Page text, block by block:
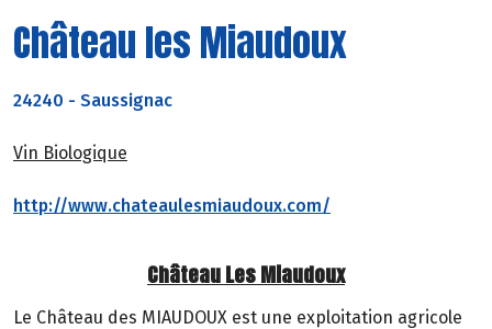
Château les Miaudoux
24240 - Saussignac
Vin Biologique
http://www.chateaulesmiaudoux.com/
Château Les Miaudoux
Le Château des MIAUDOUX est une exploitation agricole